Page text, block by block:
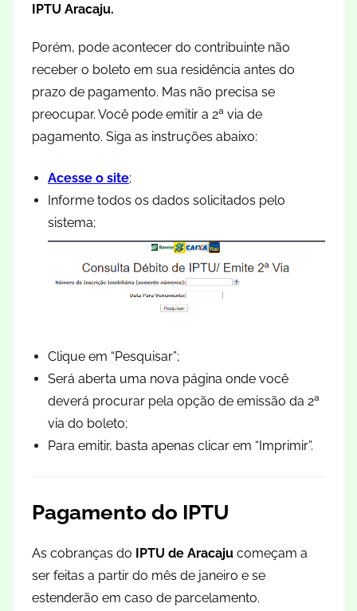
IPTU Aracaju.
Porém, pode acontecer do contribuinte não
receber o boleto em sua residência antes do
prazo de pagamento. Mas não precisa se
preocupar. Você pode emitir a 2ª via de
pagamento. Siga as instruções abaixo:
Acesse o site;
Informe todos os dados solicitados pelo
sistema;
Clique em “Pesquisar”;
Será aberta uma nova página onde você
deverá procurar pela opção de emissão da 2ª
via do boleto;
Para emitir, basta apenas clicar em “Imprimir”.
Pagamento do IPTU
As cobranças do IPTU de Aracaju começam a
ser feitas a partir do mês de janeiro e se
estenderão em caso de parcelamento.